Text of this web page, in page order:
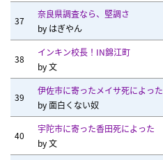
37
奈良県調査なら、堅調さ
by はぎやん
38
インキン校長！IN錦江町
by文
39
伊佐市に寄ったメイサ死によった
by面白くない奴
40
宇陀市に寄った香田死によった
by文